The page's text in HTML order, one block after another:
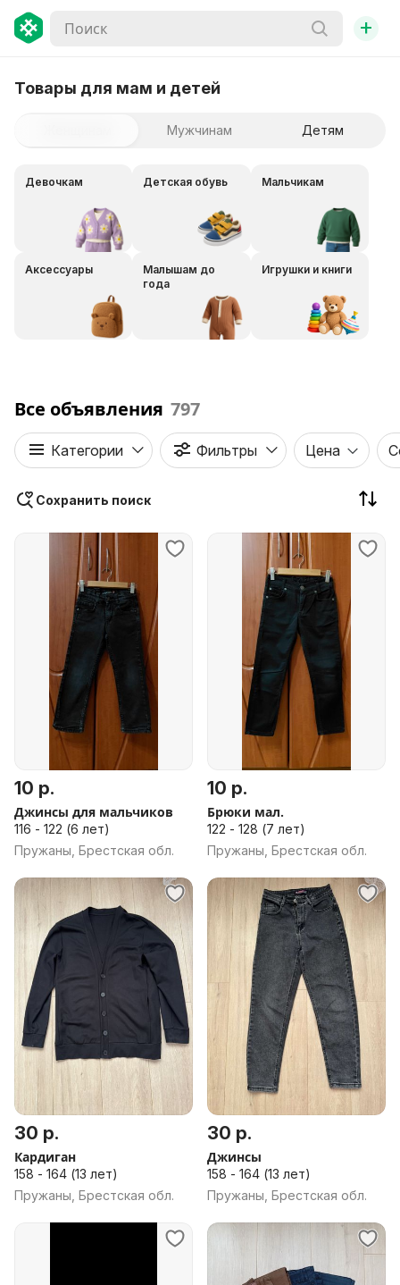
+
Товары для мам и детей
Мужчинам Детям
Девочкам Детская обувь Мальчикам
Аксессуары
Малышам до
года
Игрушки и книги
Все объявления 797
Категории Фильтры Цена
Сохранить поиск
10 р.
Джинсы для мальчиков
116 - 122 (6 лет)
Пружаны, Брестская обл.
10 р.
Брюки мал.
122 - 128 (7 лет)
Пружаны, Брестская обл.
30 р.
Кардиган
158 - 164 (13 лет)
Пружаны, Брестская обл.
30 р.
Джинсы
158 - 164 (13 лет)
Пружаны, Брестская обл.